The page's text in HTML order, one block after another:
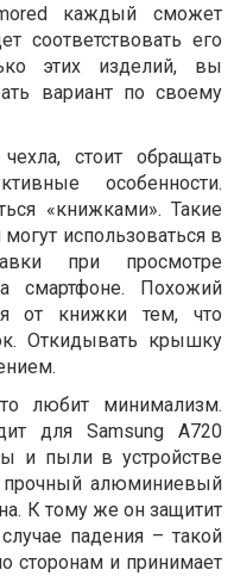
каждый сможет
соответствовать его
этих изделий, вы
вариант по своему
стоит обращать
особенности.
«книжками». Такие
использоваться в
при просмотре
смартфоне. Похожий
от книжки тем, что
Откидывать крышку
любит минимализм.
для Samsung A720
и пыли в устройстве
прочный алюминиевый
К тому же он защитит
падения – такой
сторонам и принимает